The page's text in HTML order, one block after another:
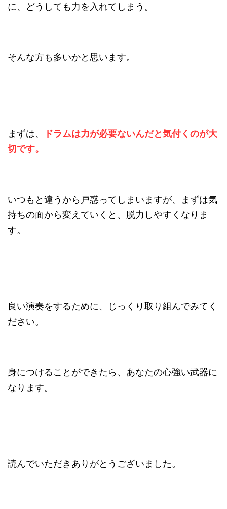
に、どうしても力を入れてしまう。
そんな方も多いかと思います。
まずは、
ドラムは力が必要ないんだと気付くのが大
切です。
いつもと違うから戸惑ってしまいますが、まずは気
持ちの面から変えていくと、脱力しやすくなりま
す。
良い演奏をするために、じっくり取り組んでみてく
ださい。
身につけることができたら、あなたの心強い武器に
なります。
読んでいただきありがとうございました。